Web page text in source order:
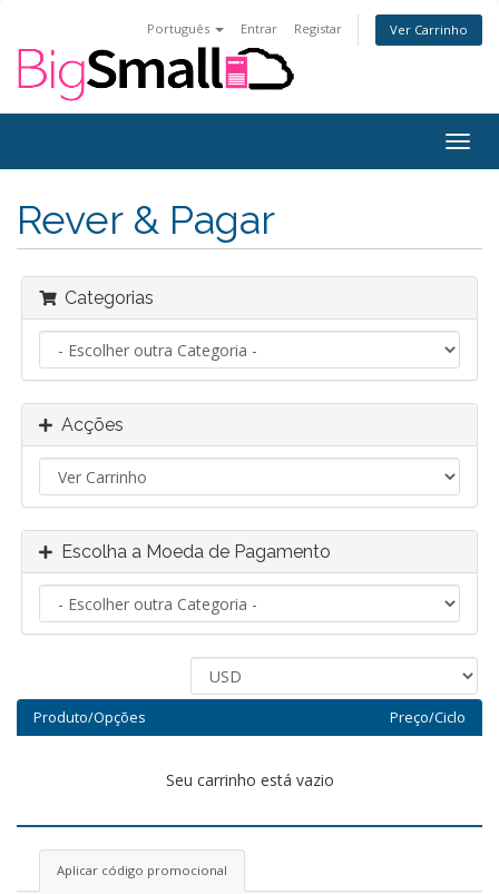
Português Entrar Registar Ver Carrinho
Rever & Pagar
Categorias
Acções
Escolha a Moeda de Pagamento
Produto/Opções Preço/Ciclo
Seu carrinho está vazio
Aplicar código promocional